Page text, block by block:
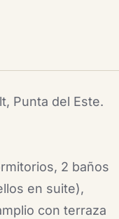
Punta del Este.
2 baños
en suite),
con terraza